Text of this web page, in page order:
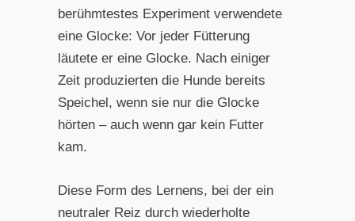
berühmtestes Experiment verwendete
eine Glocke: Vor jeder Fütterung
läutete er eine Glocke. Nach einiger
Zeit produzierten die Hunde bereits
Speichel, wenn sie nur die Glocke
hörten – auch wenn gar kein Futter
kam.
Diese Form des Lernens, bei der ein
neutraler Reiz durch wiederholte